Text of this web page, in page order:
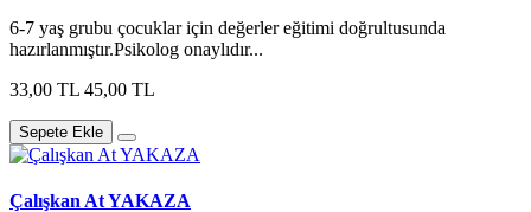
6-7 yaş grubu çocuklar için değerler eğitimi doğrultusunda
hazırlanmıştır.Psikolog onaylıdır...
33,00 TL 45,00 TL
Sepete Ekle
Çalışkan At YAKAZA